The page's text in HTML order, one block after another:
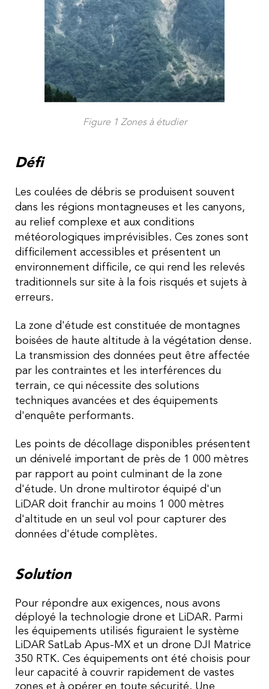
Figure 1 Zones à étudier
Défi
Les coulées de débris se produisent souvent
dans les régions montagneuses et les canyons,
au relief complexe et aux conditions
météorologiques imprévisibles. Ces zones sont
difficilement accessibles et présentent un
environnement difficile, ce qui rend les relevés
traditionnels sur site à la fois risqués et sujets à
erreurs.
La zone d'étude est constituée de montagnes
boisées de haute altitude à la végétation dense.
La transmission des données peut être affectée
par les contraintes et les interférences du
terrain, ce qui nécessite des solutions
techniques avancées et des équipements
d'enquête performants.
Les points de décollage disponibles présentent
un dénivelé important de près de 1 000 mètres
par rapport au point culminant de la zone
d'étude. Un drone multirotor équipé d'un
LiDAR doit franchir au moins 1 000 mètres
d'altitude en un seul vol pour capturer des
données d'étude complètes.
Solution
Pour répondre aux exigences, nous avons
déployé la technologie drone et LiDAR. Parmi
les équipements utilisés figuraient le système
LiDAR SatLab Apus-MX et un drone DJI Matrice
350 RTK. Ces équipements ont été choisis pour
leur capacité à couvrir rapidement de vastes
zones et à opérer en toute sécurité. Une